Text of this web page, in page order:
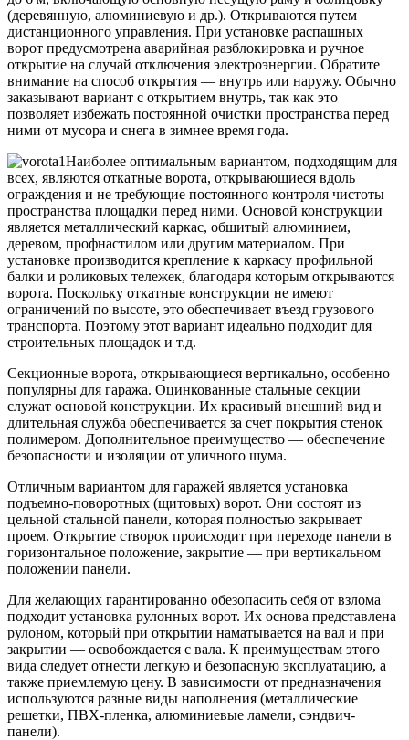
(деревянную, алюминиевую и др.). Открываются путем
дистанционного управления. При установке распашных
ворот предусмотрена аварийная разблокировка и ручное
открытие на случай отключения электроэнергии. Обратите
внимание на способ открытия — внутрь или наружу. Обычно
заказывают вариант с открытием внутрь, так как это
позволяет избежать постоянной очистки пространства перед
ними от мусора и снега в зимнее время года.
Наиболее оптимальным вариантом, подходящим для
всех, являются откатные ворота, открывающиеся вдоль
ограждения и не требующие постоянного контроля чистоты
пространства площадки перед ними. Основой конструкции
является металлический каркас, обшитый алюминием,
деревом, профнастилом или другим материалом. При
установке производится крепление к каркасу профильной
балки и роликовых тележек, благодаря которым открываются
ворота. Поскольку откатные конструкции не имеют
ограничений по высоте, это обеспечивает въезд грузового
транспорта. Поэтому этот вариант идеально подходит для
строительных площадок и т.д.
Секционные ворота, открывающиеся вертикально, особенно
популярны для гаража. Оцинкованные стальные секции
служат основой конструкции. Их красивый внешний вид и
длительная служба обеспечивается за счет покрытия стенок
полимером. Дополнительное преимущество — обеспечение
безопасности и изоляции от уличного шума.
Отличным вариантом для гаражей является установка
подъемно-поворотных (щитовых) ворот. Они состоят из
цельной стальной панели, которая полностью закрывает
проем. Открытие створок происходит при переходе панели в
горизонтальное положение, закрытие — при вертикальном
положении панели.
Для желающих гарантированно обезопасить себя от взлома
подходит установка рулонных ворот. Их основа представлена
рулоном, который при открытии наматывается на вал и при
закрытии — освобождается с вала. К преимуществам этого
вида следует отнести легкую и безопасную эксплуатацию, а
также приемлемую цену. В зависимости от предназначения
используются разные виды наполнения (металлические
решетки, ПВХ-пленка, алюминиевые ламели, сэндвич-
панели).